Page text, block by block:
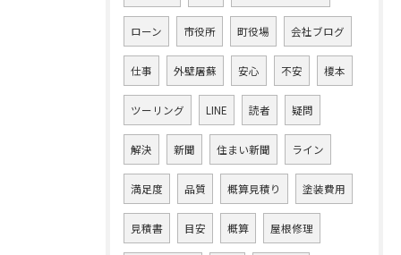
ローン 市役所 町役場 会社ブログ
仕事 外壁屠蘇 安心 不安 榎本
ツーリング LINE 読者 疑問
解決 新聞 住まい新聞 ライン
満足度 品質 概算見積り 塗装費用
見積書 目安 概算 屋根修理